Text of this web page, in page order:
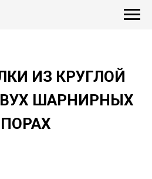
ИЗ КРУГЛОЙ
ШАРНИРНЫХ